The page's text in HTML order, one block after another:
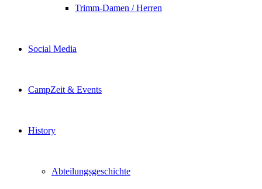
Trimm-Damen / Herren
Social Media
CampZeit & Events
History
Abteilungsgeschichte